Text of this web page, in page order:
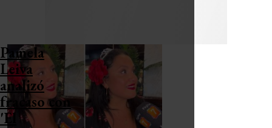
Pamela
Leiva
analizó
fracaso con
'El